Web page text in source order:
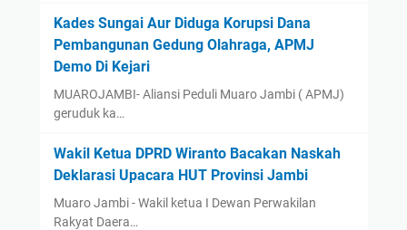
Kades Sungai Aur Diduga Korupsi Dana
Pembangunan Gedung Olahraga, APMJ
Demo Di Kejari
MUAROJAMBI- Aliansi Peduli Muaro Jambi ( APMJ)
geruduk ka…
Wakil Ketua DPRD Wiranto Bacakan Naskah
Deklarasi Upacara HUT Provinsi Jambi
Muaro Jambi - Wakil ketua I Dewan Perwakilan
Rakyat Daera…